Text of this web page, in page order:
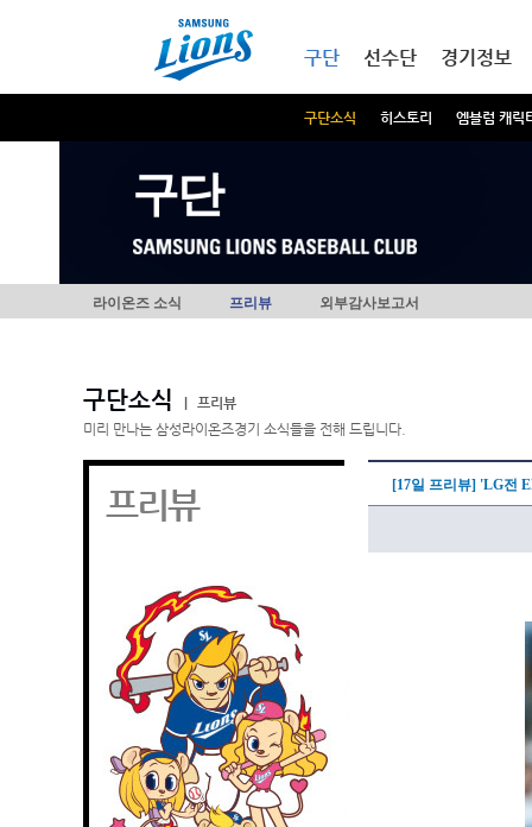
구단
구단소식 히스토리 엠블럼 캐릭
선수단 경기정보
구단
라이온즈 소식 프리뷰 외부감사보고서
구단소식
프리뷰
미리 만나는 삼성라이온즈경기 소식들을 전해 드립니다.
프리뷰 [17일 프리뷰] 'LG전